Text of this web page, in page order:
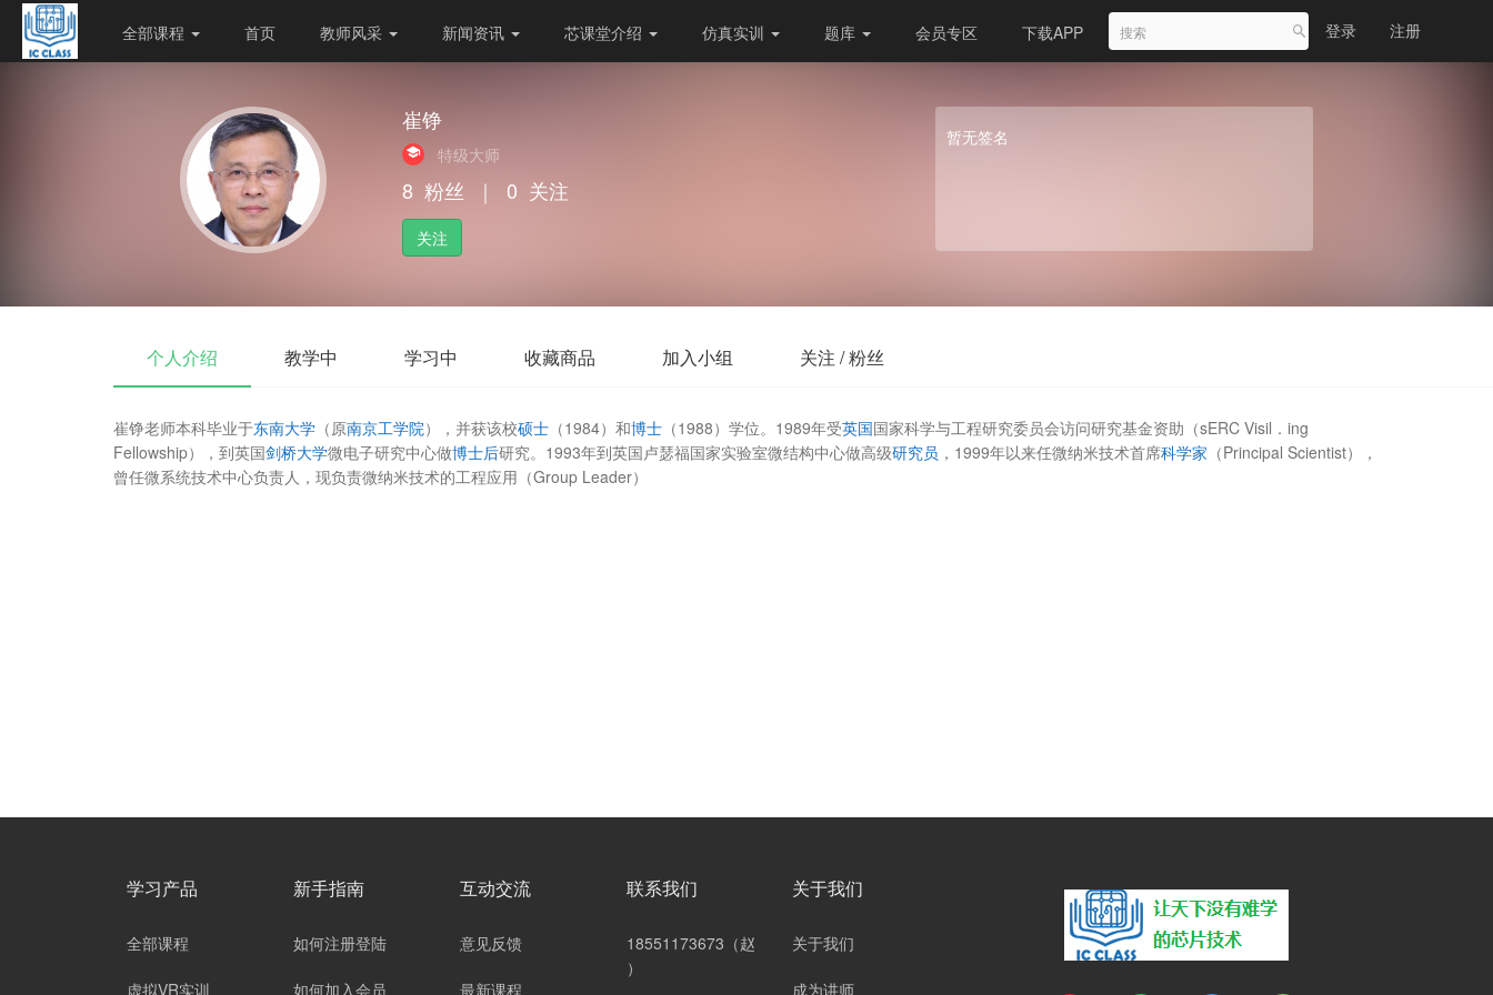
全部课程 首页 教师风采 新闻资讯 芯课堂介绍 仿真实训 题库 会员专区 下载APP 登录 注册
崔铮
特级大师
8 粉丝 ｜ 0 关注
关注
暂无签名
个人介绍 教学中 学习中 收藏商品 加入小组 关注 / 粉丝
崔铮老师本科毕业于东南大学 （原南京工学院），并获该校硕士 （1984）和博士 （1988）学位。1989年受英国国家科学与工程研究委员会访问研究基金资助（sERC Visil．ing
Fellowship），到英国剑桥大学微电子研究中心做博士后研究。1993年到英国卢瑟福国家实验室微结构中心做高级研究员 ，1999年以来任微纳米技术首席科学家 （Principal Scientist），
曾任微系统技术中心负责人，现负责微纳米技术的工程应用（Group Leader）
学习产品
全部课程
虚拟VR实训
新手指南
如何注册登陆
如何加入会员
互动交流
意见反馈
最新课程
联系我们
18551173673（赵
）
关于我们
关于我们
成为讲师